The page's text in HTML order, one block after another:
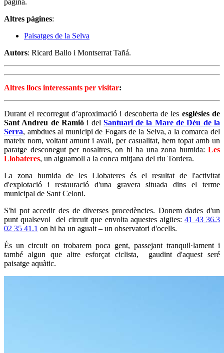
Altres pàgines:
Paisatges de la Selva
Autors: Ricard Ballo i Montserrat Tañá.
Altres llocs interessants per visitar:
Durant el recorregut d’aproximació i descoberta de les esglésies de
Sant Andreu de Ramiói del Santuari de la Mare de Déu de la
Serra, ambdues al municipi de Fogars de la Selva, a la comarca del
mateix nom, voltant amunt i avall, per casualitat, hem topat amb un
paratge desconegut per nosaltres, on hi ha una zona humida: Les
Llobateres, un aiguamoll a la conca mitjana del riu Tordera.
La zona humida de les Llobateres és el resultat de l'activitat
d'explotació i restauració d'una gravera situada dins el terme
municipal de Sant Celoni.
S'hi pot accedir des de diverses procedències. Donem dades d'un
punt qualsevol del circuit que envolta aquestes aigües:41 43 36.3
02 35 41.1 on hi ha un aguait – un observatori d'ocells.
És un circuit on trobarem poca gent, passejant tranquil·lament i
també algun que altre esforçat ciclista, gaudint d'aquest seré
paisatge aquàtic.